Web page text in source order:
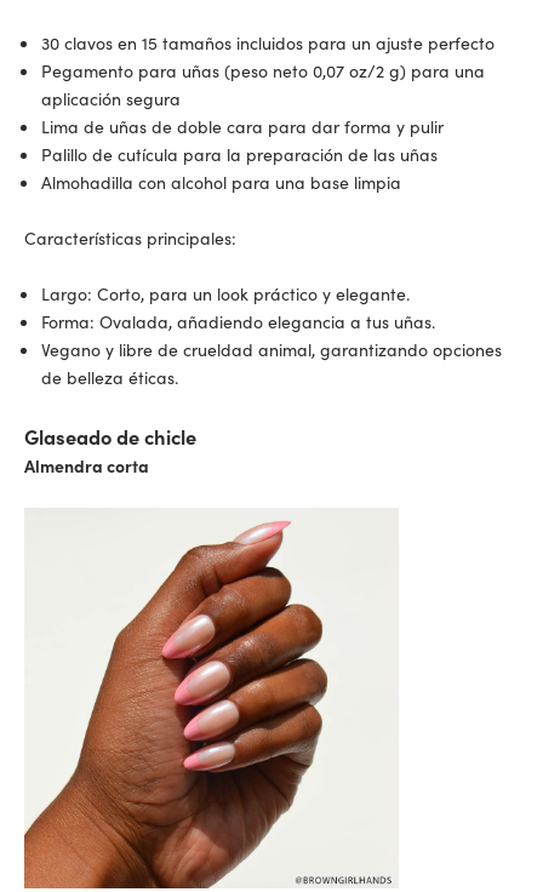
30 clavos en 15 tamaños incluidos para un ajuste perfecto
Pegamento para uñas (peso neto 0,07 oz/2 g) para una
aplicación segura
Lima de uñas de doble cara para dar forma y pulir
Palillo de cutícula para la preparación de las uñas
Almohadilla con alcohol para una base limpia
Características principales:
Largo: Corto, para un look práctico y elegante.
Forma: Ovalada, añadiendo elegancia a tus uñas.
Vegano y libre de crueldad animal, garantizando opciones
de belleza éticas.
Glaseado de chicle
Almendra corta